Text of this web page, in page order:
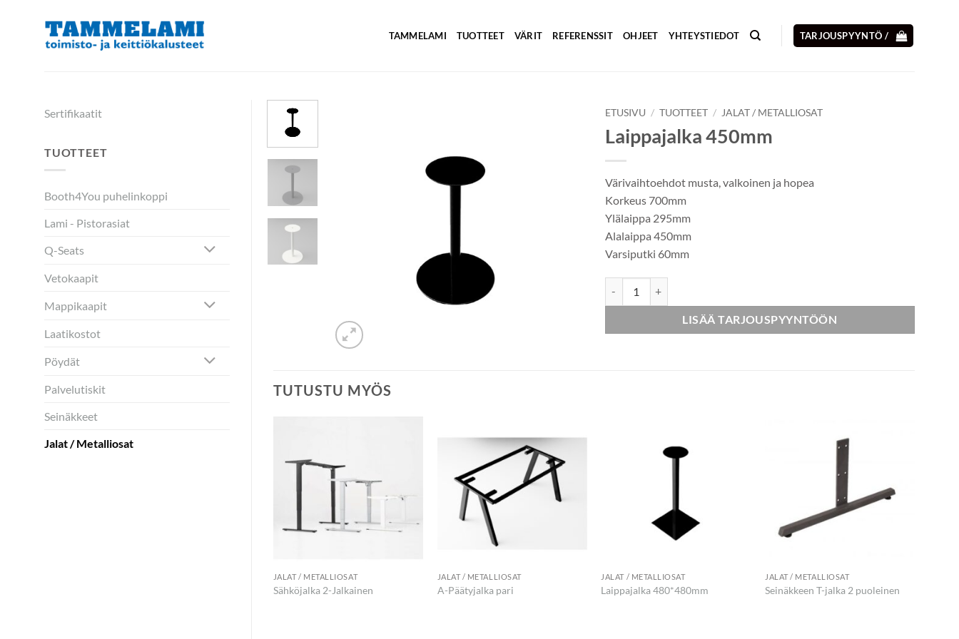
TAMMELAMI TUOTTEET VÄRIT REFERENSSIT OHJEET YHTEYSTIEDOT TARJOUSPYYNTÖ /
Sertifikaatit
TUOTTEET
Booth4You puhelinkoppi
Lami - Pistorasiat
Q-Seats
Vetokaapit
Mappikaapit
Laatikostot
Pöydät
Palvelutiskit
Seinäkkeet
Jalat / Metalliosat
ETUSIVU / TUOTTEET / JALAT / METALLIOSAT
Laippajalka 450mm
Värivaihtoehdot musta, valkoinen ja hopea
Korkeus 700mm
Ylälaippa 295mm
Alalaippa 450mm
Varsiputki 60mm
LISÄÄ TARJOUSPYYNTÖÖN
TUTUSTU MYÖS
JALAT / METALLIOSAT
Sähköjalka 2-Jalkainen
JALAT / METALLIOSAT
A-Päätyjalka pari
JALAT / METALLIOSAT
Laippajalka 480*480mm
JALAT / METALLIOSAT
Seinäkkeen T-jalka 2 puoleinen